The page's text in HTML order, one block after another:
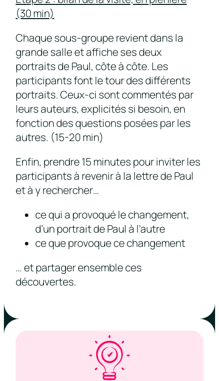
(30 min)
Chaque sous-groupe revient dans la
grande salle et affiche ses deux
portraits de Paul, côte à côte. Les
participants font le tour des différents
portraits. Ceux-ci sont commentés par
leurs auteurs, explicités si besoin, en
fonction des questions posées par les
autres. (15-20 min)
Enfin, prendre 15 minutes pour inviter les
participants à revenir à la lettre de Paul
et à y rechercher…
ce qui a provoqué le changement,
d’un portrait de Paul à l’autre
ce que provoque ce changement
… et partager ensemble ces
découvertes.